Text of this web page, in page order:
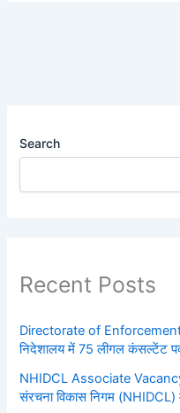
Search
Recent Posts
Directorate of
निदेशालय में 75 लीगल कंसल्टेंट
NHIDCL Associate Vacancy
संरचना विकास निगम